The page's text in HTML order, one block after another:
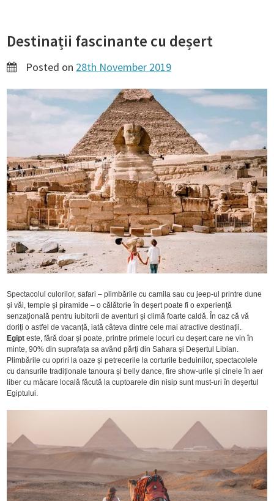
Destinații fascinante cu deșert
Posted on 28th November 2019
Spectacolul culorilor, safari – plimbările cu camila sau cu jeep-ul printre dune
și văi, temple și piramide – o călătorie în deșert poate fi o experiență
senzațională pentru iubitorii de aventuri și climă foarte caldă. În caz că vă
doriți o astfel de vacanță, iată câteva dintre cele mai atractive destinații.
Egipt este, fără doar și poate, printre primele locuri cu deșert care ne vin în
minte, 90% din suprafața sa având părți din Sahara și Deșertul Libian.
Plimbările cu opriri la oaze și petrecerile la corturile beduinilor, spectacolele
cu dansurile tradiționale tanoura și belly dance, fire show-urile și cinele în aer
liber cu mâcare locală făcută la cuptoarele din nisip sunt must-uri în deșertul
Egiptului.